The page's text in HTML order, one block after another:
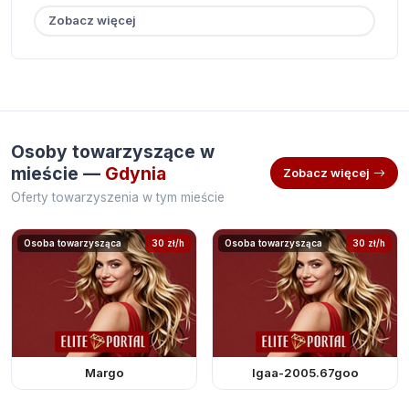
Zobacz więcej
Osoby towarzyszące w
mieście — Gdynia
Oferty towarzyszenia w tym mieście
Zobacz więcej
Osoba towarzysząca 30 zł/h
Margo
Osoba towarzysząca 30 zł/h
Igaa-2005.67goo